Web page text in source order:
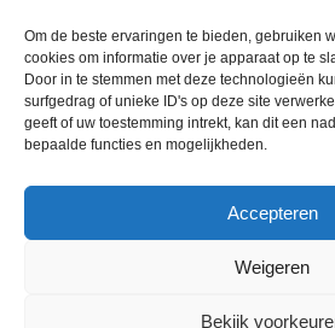
Om de beste ervaringen te bieden, gebruiken
cookies om informatie over je apparaat op te
Door in te stemmen met deze technologieën
surfgedrag of unieke ID's op deze site
geeft of uw toestemming intrekt, kan dit een
bepaalde functies en mogelijkheden.
Accepteren
Weigeren
Bekijk
©2026 Roze50+ Nederland